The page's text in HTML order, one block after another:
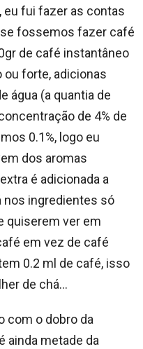
eu fui fazer as contas
fossemos fazer café
de café instantâneo
ou forte, adicionas
água (a quantia de
de 4% de
0.1%, logo eu
dos aromas
é adicionada a
nos ingredientes só
quiserem ver em
em vez de café
0.2 ml de café, isso
de chá…
com o dobro da
ainda metade da